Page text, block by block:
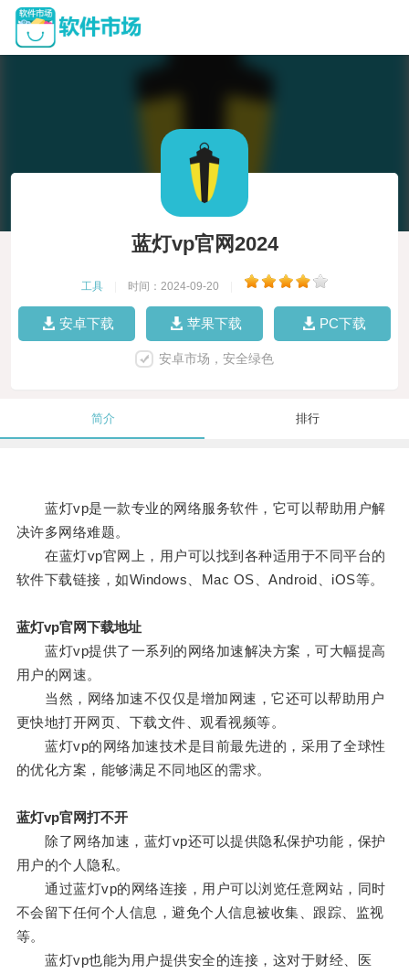
蓝灯vp官网2024
工具 时间：2024-09-20
安卓下载 苹果下载 PC下载
安卓市场，安全绿色
简介 排行
蓝灯vp是一款专业的网络服务软件，它可以帮助用户解
决许多网络难题。
在蓝灯vp官网上，用户可以找到各种适用于不同平台的
软件下载链接，如Windows、Mac OS、Android、iOS等。
蓝灯vp官网下载地址
蓝灯vp提供了一系列的网络加速解决方案，可大幅提高
用户的网速。
当然，网络加速不仅仅是增加网速，它还可以帮助用户
更快地打开网页、下载文件、观看视频等。
蓝灯vp的网络加速技术是目前最先进的，采用了全球性
的优化方案，能够满足不同地区的需求。
蓝灯vp官网打不开
除了网络加速，蓝灯vp还可以提供隐私保护功能，保护
用户的个人隐私。
通过蓝灯vp的网络连接，用户可以浏览任意网站，同时
不会留下任何个人信息，避免个人信息被收集、跟踪、监视
等。
蓝灯vp也能为用户提供安全的连接，这对于财经、医